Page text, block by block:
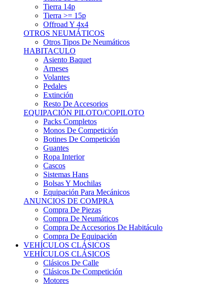
Tierra 14p
Tierra >= 15p
Offroad Y 4x4
OTROS NEUMÁTICOS
Otros Tipos De Neumáticos
HABITACULO
Asiento Baquet
Arneses
Volantes
Pedales
Extinción
Resto De Accesorios
EQUIPACIÓN PILOTO/COPILOTO
Packs Completos
Monos De Competición
Botines De Competición
Guantes
Ropa Interior
Cascos
Sistemas Hans
Bolsas Y Mochilas
Equipación Para Mecánicos
ANUNCIOS DE COMPRA
Compra De Piezas
Compra De Neumáticos
Compra De Accesorios De Habitáculo
Compra De Equipación
VEHÍCULOS CLÁSICOS
VEHÍCULOS CLÁSICOS
Clásicos De Calle
Clásicos De Competición
Motores